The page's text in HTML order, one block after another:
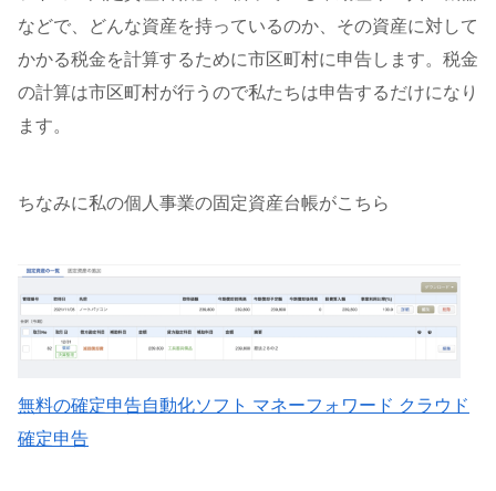
などで、どんな資産を持っているのか、その資産に対して
かかる税金を計算するために市区町村に申告します。税金
の計算は市区町村が行うので私たちは申告するだけになり
ます。
ちなみに私の個人事業の固定資産台帳がこちら
無料の確定申告自動化ソフト マネーフォワード クラウド
確定申告